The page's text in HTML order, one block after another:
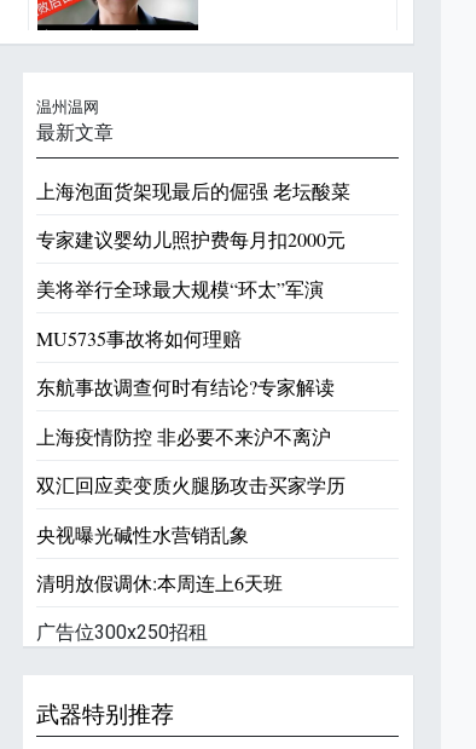
温州温网
最新文章
上海泡面货架现最后的倔强 老坛酸菜
专家建议婴幼儿照护费每月扣2000元
美将举行全球最大规模“环太”军演
MU5735事故将如何理赔
东航事故调查何时有结论?专家解读
上海疫情防控 非必要不来沪不离沪
双汇回应卖变质火腿肠攻击买家学历
央视曝光碱性水营销乱象
清明放假调休:本周连上6天班
广告位300x250招租
武器特别推荐